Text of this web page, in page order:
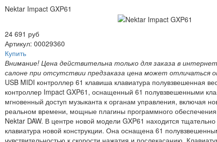
Nektar Impact GXP61
24 691 руб
Артикул: 00029360
Купить
Внимание! Цена действительна только для заказа в
салоне при отсутствии предзаказа цена может отличаться
USB MIDI контроллер 61 клавиша клавиатура полувзвешенная
контроллер Impact GXP61, оснащенный 61 полувзвешенными
мгновенный доступ музыканта к органам управления, включая
реальном времени, мощные плагины программного
Nektar DAW. В центре новой модели GXP61 находится
клавиатура новой конструкции. Она оснащена 61